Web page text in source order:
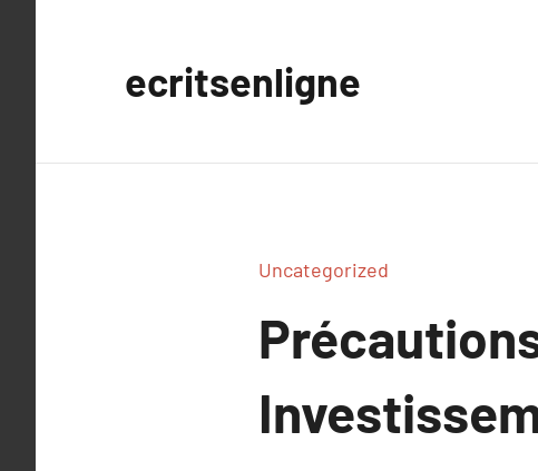
ecritsenligne
Uncategorized